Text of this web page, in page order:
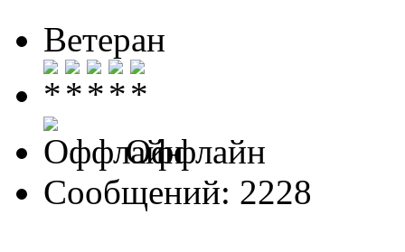
Ветеран
Оффлайн
Сообщений: 2228